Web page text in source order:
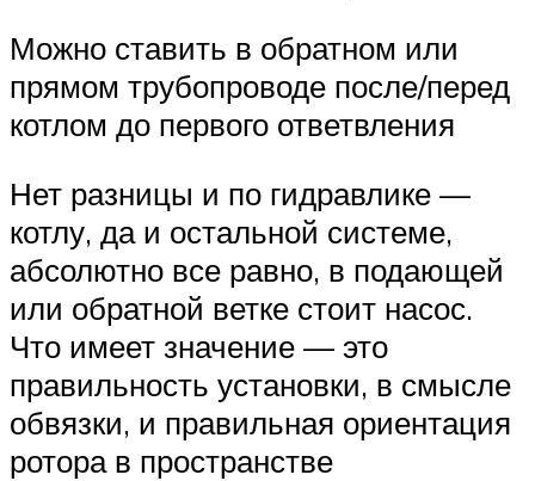
Можно ставить в обратном или
прямом трубопроводе после/перед
котлом до первого ответвления
Нет разницы и по гидравлике —
котлу, да и остальной системе,
абсолютно все равно, в подающей
или обратной ветке стоит насос.
Что имеет значение — это
правильность установки, в смысле
обвязки, и правильная ориентация
ротора в пространстве